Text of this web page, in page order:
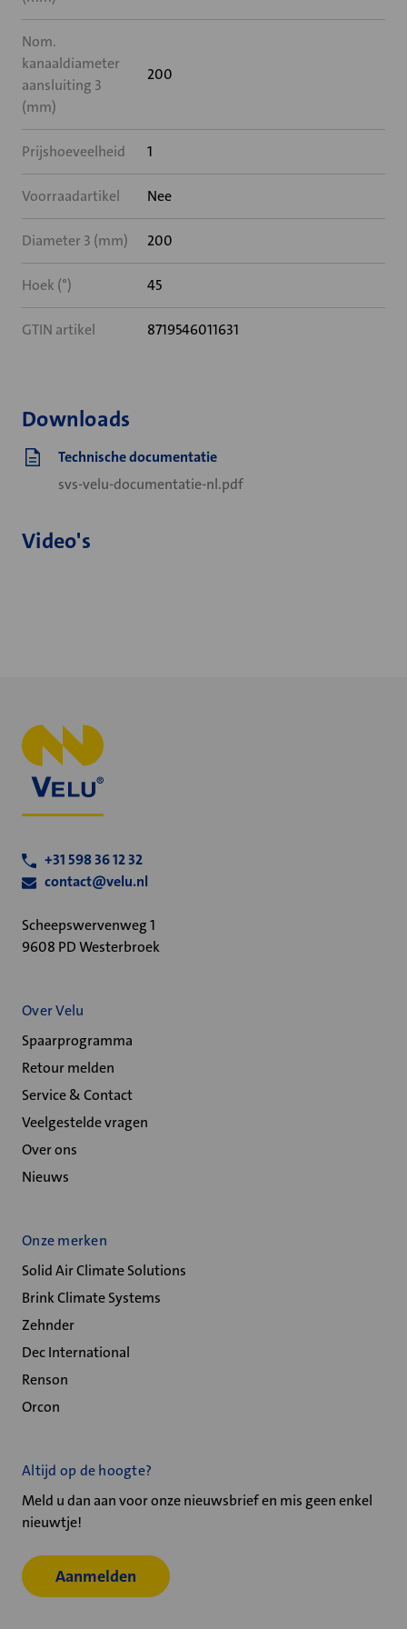
Nom.
kanaaldiameter
aansluiting 3
(mm)
200
Prijshoeveelheid 1
Voorraadartikel Nee
Diameter 3 (mm) 200
Hoek (°) 45
GTIN artikel 8719546011631
Downloads
Technische documentatie
svs-velu-documentatie-nl.pdf
Video's
+31 598 36 12 32
contact@velu.nl
Scheepswervenweg 1
9608 PD Westerbroek
Over Velu
Spaarprogramma
Retour melden
Service & Contact
Veelgestelde vragen
Over ons
Nieuws
Onze merken
Solid Air Climate Solutions
Brink Climate Systems
Zehnder
Dec International
Renson
Orcon
Altijd op de hoogte?
Meld u dan aan voor onze nieuwsbrief en mis geen enkel
nieuwtje!
Aanmelden